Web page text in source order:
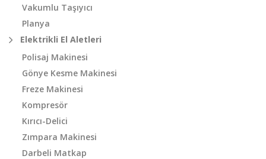
Vakumlu Taşıyıcı
Planya
Elektrikli El Aletleri
Polisaj Makinesi
Gönye Kesme Makinesi
Freze Makinesi
Kompresör
Kırıcı-Delici
Zımpara Makinesi
Darbeli Matkap